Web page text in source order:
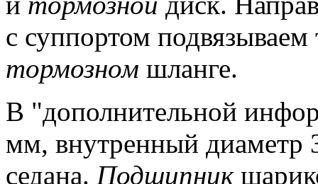
с суппортом
тормозном шланге.
В "дополнительной
мм, внутренный
седана. Подшипник